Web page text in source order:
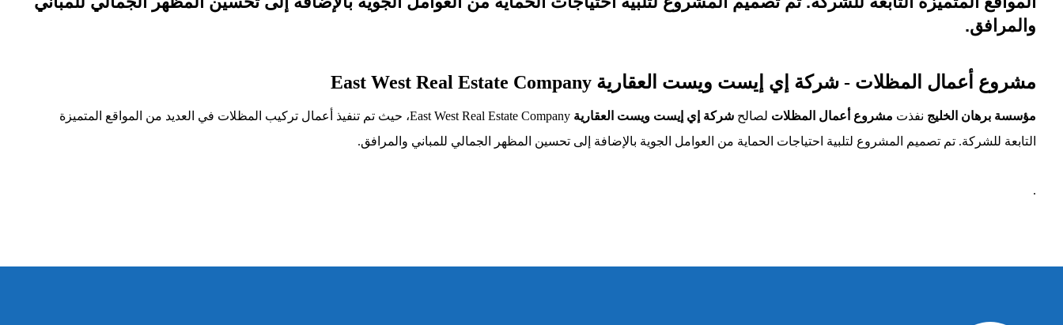
والمرافق.
مشروع أعمال المظلات - شركة إي إيست ويست العقارية East West Real Estate Company
مؤسسة برهان الخليج نفذت مشروع أعمال المظلات لصالح شركة إي إيست ويست العقارية
East West Real Estate Company، حيث تم تنفيذ أعمال تركيب المظلات في العديد من المواقع المتميزة
التابعة للشركة. تم تصميم المشروع لتلبية احتياجات الحماية من العوامل الجوية بالإضافة إلى تحسين المظهر الجمالي للمباني والمرافق.
.